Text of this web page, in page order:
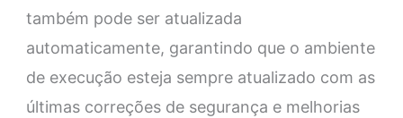
também pode ser atualizada
automaticamente, garantindo que o ambiente
de execução esteja sempre atualizado com as
últimas correções de segurança e melhorias